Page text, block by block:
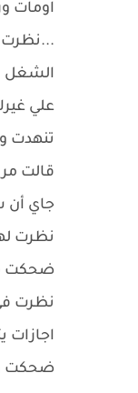
اومات
...نظرت
الشغل
علي
تنهدت
قالت
جاي أن
نظرت
ضحكت
نظرت
اجازات
ضحكت